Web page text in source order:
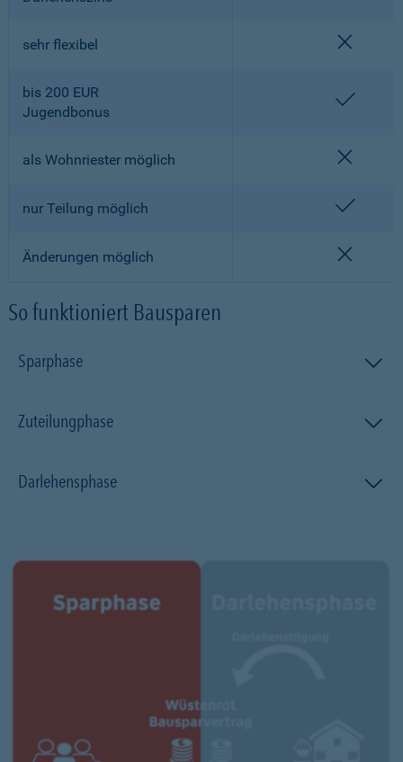
sehr flexibel
bis 200 EUR
Jugendbonus
als Wohnriester möglich
nur Teilung möglich
Änderungen möglich
So funktioniert Bausparen
Sparphase
Zuteilungphase
Darlehensphase